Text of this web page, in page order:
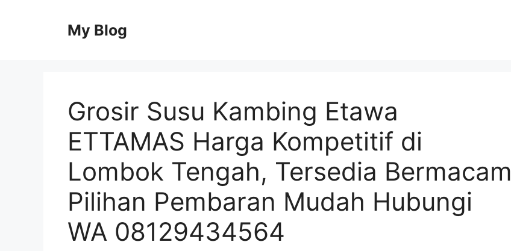
My Blog
Grosir Susu Kambing Etawa
ETTAMAS Harga Kompetitif di
Lombok Tengah, Tersedia Bermacam
Pilihan Pembaran Mudah Hubungi
WA 08129434564